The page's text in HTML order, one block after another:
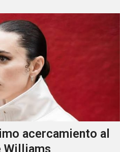
acercamiento al
Williams